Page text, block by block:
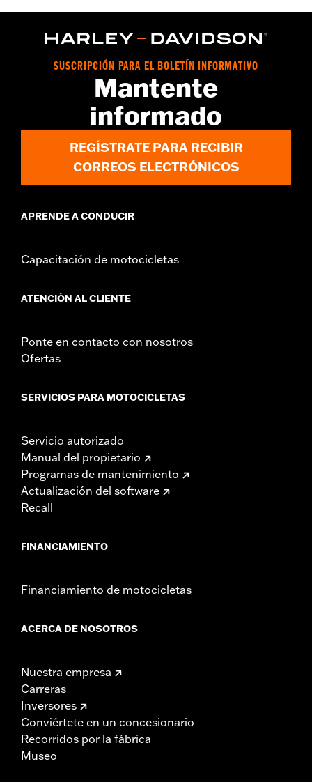
vinRequerido:false
d.com/warrantypara más información
Importado
SUSCRIPCIÓN PARA EL BOLETÍN INFORMATIVO
Mantente
informado
REGÍSTRATE PARA RECIBIR
CORREOS ELECTRÓNICOS
APRENDE A CONDUCIR
Capacitación de motocicletas
ATENCIÓN AL CLIENTE
Ponte en contacto con nosotros
Ofertas
SERVICIOS PARA MOTOCICLETAS
Servicio autorizado
Manual del propietario
Programas de mantenimiento
Actualización del software
Recall
FINANCIAMIENTO
Financiamiento de motocicletas
ACERCA DE NOSOTROS
Nuestra empresa
Carreras
Inversores
Conviértete en un concesionario
Recorridos por la fábrica
Museo